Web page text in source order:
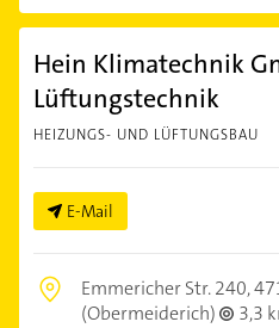
Hein Klimatechnik
Lüftungstechnik
HEIZUNGS- UND LÜFTUNGSBAU
E-Mail
Emmericher Str. 240,
(Obermeiderich)
3,3